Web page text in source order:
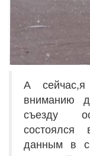
А
вниманию
съезду
состоялся
данным в